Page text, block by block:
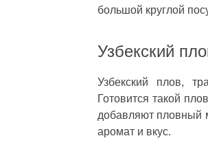
большой круглой
Узбекский
Узбекский плов,
Готовится такой
добавляют пловный
аромат и вкус.